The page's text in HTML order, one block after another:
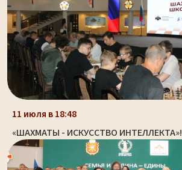
11 июля в 18:48
«ШАХМАТЫ - ИСКУССТВО ИНТЕЛЛЕКТА»!